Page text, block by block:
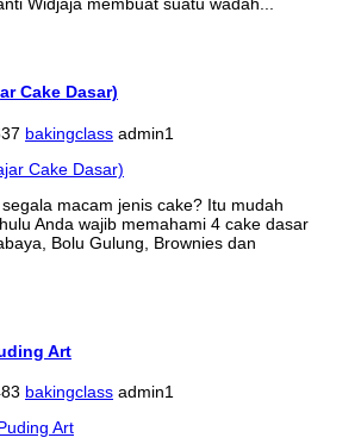
Cake Dasar)
bakingclass admin1
macam jenis cake? Itu mudah
Anda wajib memahami 4 cake dasar
Bolu Gulung, Brownies dan
Art
bakingclass admin1